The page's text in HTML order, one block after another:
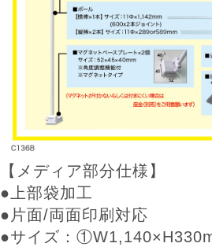
【メディア部分仕様】
●上部袋加工
●片面/両面印刷対応
●サイズ：